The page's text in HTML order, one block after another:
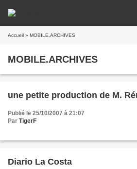
Accueil » MOBILE.ARCHIVES
MOBILE.ARCHIVES
une petite production de M.
Publié le 25/10/2007 à 21:07
Par TigerF
Diario La Costa